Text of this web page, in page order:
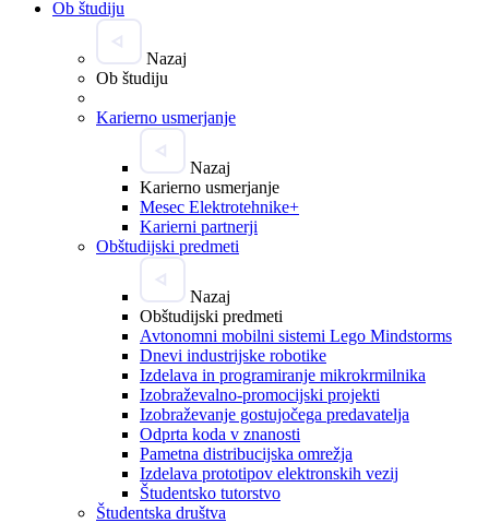
Ob študiju
Nazaj
Ob študiju
Karierno usmerjanje
Nazaj
Karierno usmerjanje
Mesec Elektrotehnike+
Karierni partnerji
Obštudijski predmeti
Nazaj
Obštudijski predmeti
Avtonomni mobilni sistemi Lego Mindstorms
Dnevi industrijske robotike
Izdelava in programiranje mikrokrmilnika
Izobraževalno-promocijski projekti
Izobraževanje gostujočega predavatelja
Odprta koda v znanosti
Pametna distribucijska omrežja
Izdelava prototipov elektronskih vezij
Študentsko tutorstvo
Študentska društva